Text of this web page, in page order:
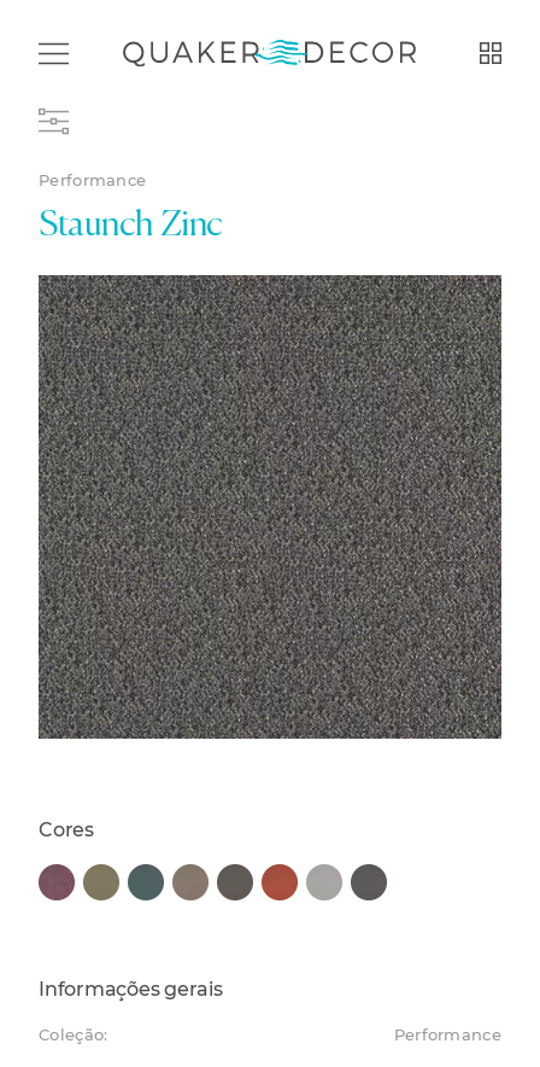
Performance
Staunch Zinc
Cores
Informações gerais
Coleção: Performance